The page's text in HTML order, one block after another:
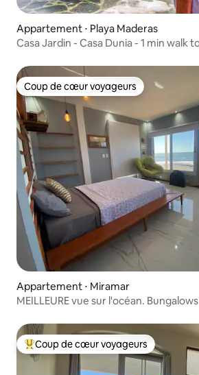
Appartement ⋅ Playa Maderas
Casa Jardin - Casa Dunia - 1 min walk
Coup de cœur voyageurs
Coup de cœur voyageurs
Appartement ⋅ Miramar
MEILLEURE vue sur l'océan.
Coups de cœur voyageurs les plus
Coup de cœur voyageurs